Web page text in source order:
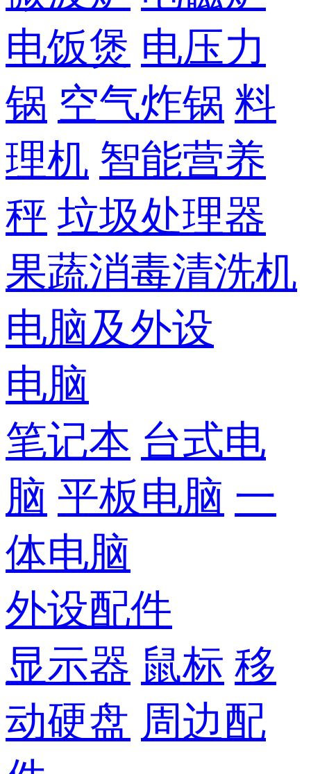
电饭煲 电压力
锅 空气炸锅 料
理机 智能营养
秤 垃圾处理器
果蔬消毒清洗机
电脑及外设
电脑
笔记本 台式电
脑 平板电脑 一
体电脑
外设配件
显示器 鼠标 移
动硬盘 周边配